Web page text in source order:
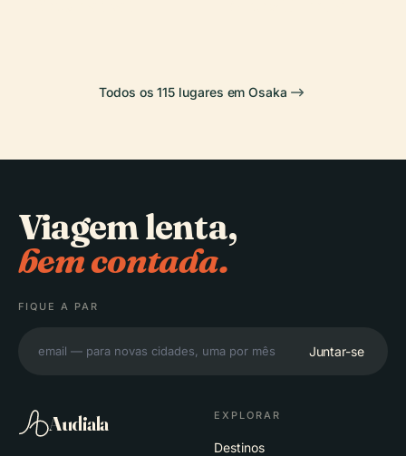
Todos os 115 lugares em Osaka
Viagem lenta,
bem contada.
FIQUE A PAR
Juntar-se
Audiala EXPLORAR
Destinos